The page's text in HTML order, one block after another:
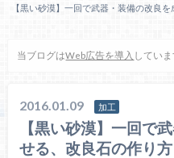
【黒い砂漠】一回で武器・装備の改良
当ブログはWeb広告を導入 してい
2016.01.09 加工
【黒い砂漠】一回で
せる、改良石の作り方